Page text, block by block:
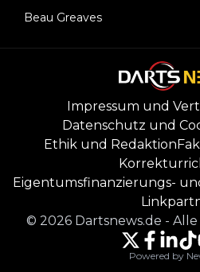
Beau Greaves
Impressum und
Datenschutz und
Ethik und Redaktion
Eigentumsfinanzierungs-
© 2026 Dartsnews.de -
Powered by